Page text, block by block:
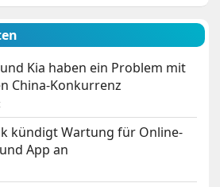
Kia haben ein Problem mit
China-Konkurrenz
kündigt Wartung für Online-
App an